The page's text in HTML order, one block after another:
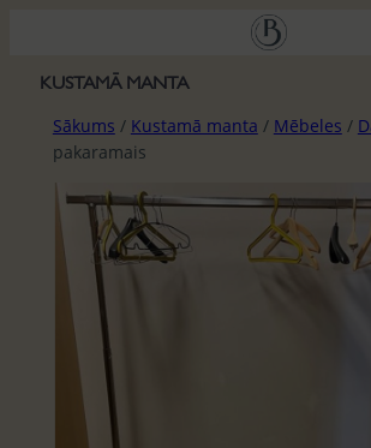
saturuKUSTAMĀ MANTA
Sākums / Kustamā manta / Mēbeles /
pakaramais